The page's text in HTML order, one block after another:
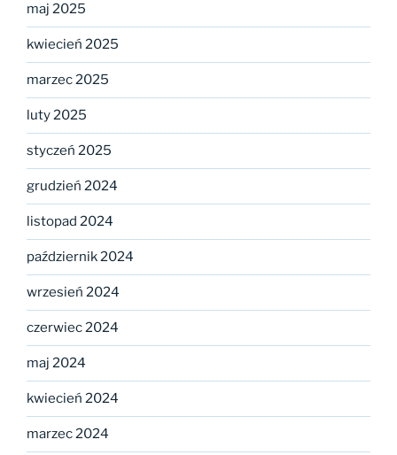
maj 2025
kwiecień 2025
marzec 2025
luty 2025
styczeń 2025
grudzień 2024
listopad 2024
październik 2024
wrzesień 2024
czerwiec 2024
maj 2024
kwiecień 2024
marzec 2024